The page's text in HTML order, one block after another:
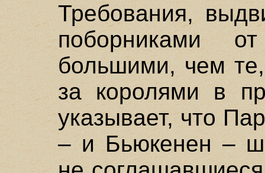
Требования,
поборниками
большими, чем
за королями в
указывает, что
– и Бьюкенен –